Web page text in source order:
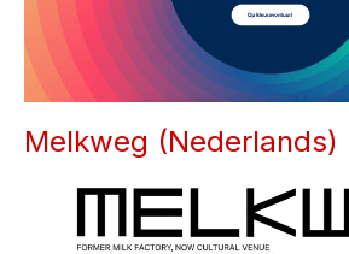
Melkweg (Nederlands)